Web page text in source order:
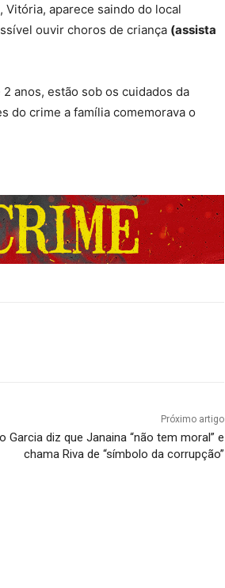
Vitória, aparece saindo do local
ouvir choros de criança (assista
anos, estão sob os cuidados da
do crime a família comemorava o
Próximo artigo
Garcia diz que Janaina “não tem moral” e
chama Riva de “símbolo da corrupção”